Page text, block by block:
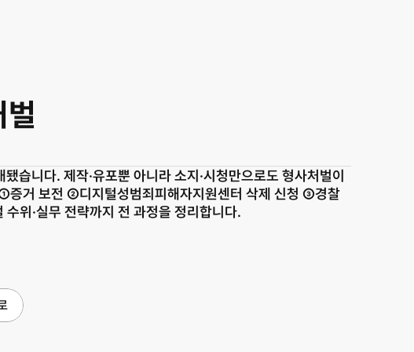
니다. 제작·유포뿐 아니라 소지·시청만으로도 형사처벌이
거 보전 ②디지털성범죄피해자지원센터 삭제 신청 ③경찰
위·실무 전략까지 전 과정을 정리합니다.